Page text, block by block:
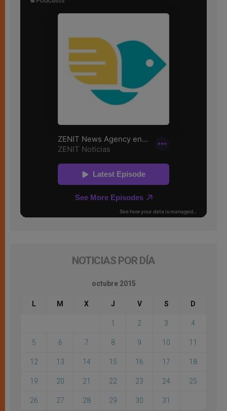
NOTICIAS POR DÍA
octubre 2015
L M X J V S D
1 2 3 4
5 6 7 8 9 10 11
12 13 14 15 16 17 18
19 20 21 22 23 24 25
26 27 28 29 30 31